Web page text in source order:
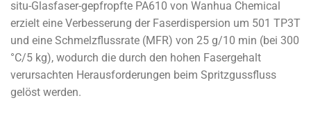
situ-Glasfaser-gepfropfte PA610 von Wanhua Chemical
erzielt eine Verbesserung der Faserdispersion um 501 TP3T
und eine Schmelzflussrate (MFR) von 25 g/10 min (bei 300
°C/5 kg), wodurch die durch den hohen Fasergehalt
verursachten Herausforderungen beim Spritzgussfluss
gelöst werden.